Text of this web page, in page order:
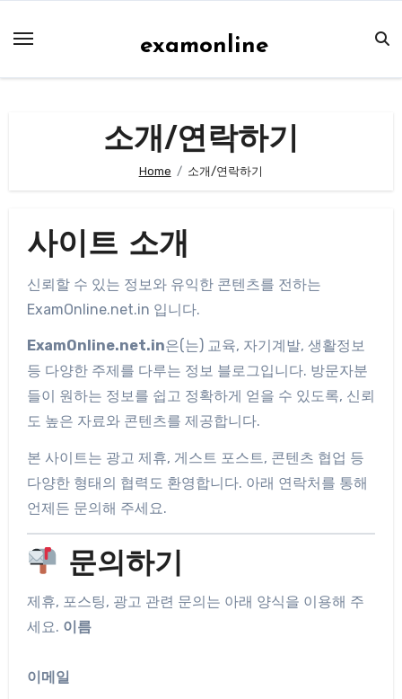
examonline
소개/연락하기
Home 소개/연락하기
사이트 소개
신뢰할 수 있는 정보와 유익한 콘텐츠를 전하는
ExamOnline.net.in 입니다.
ExamOnline.net.in은(는) 교육, 자기계발, 생활정보
등 다양한 주제를 다루는 정보 블로그입니다. 방문자분
들이 원하는 정보를 쉽고 정확하게 얻을 수 있도록, 신뢰
도 높은 자료와 콘텐츠를 제공합니다.
본 사이트는 광고 제휴, 게스트 포스트, 콘텐츠 협업 등
다양한 형태의 협력도 환영합니다. 아래 연락처를 통해
언제든 문의해 주세요.
문의하기
제휴, 포스팅, 광고 관련 문의는 아래 양식을 이용해 주
세요. 이름
이메일